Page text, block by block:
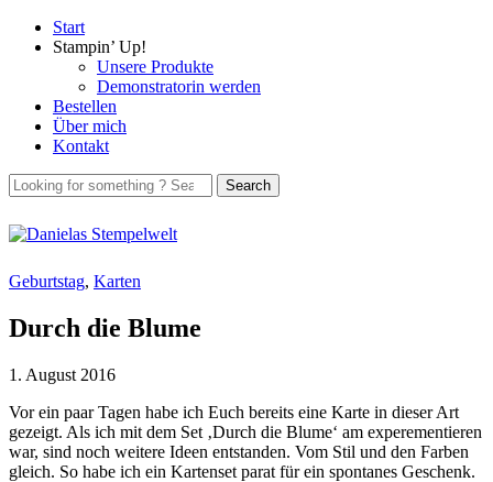
Start
Stampin’ Up!
Unsere Produkte
Demonstratorin werden
Bestellen
Über mich
Kontakt
Geburtstag, Karten
Durch die Blume
1. August 2016
Vor ein paar Tagen habe ich Euch bereits eine Karte in dieser Art
gezeigt. Als ich mit dem Set ‚Durch die Blume‘ am experementieren
war, sind noch weitere Ideen entstanden. Vom Stil und den Farben
gleich. So habe ich ein Kartenset parat für ein spontanes Geschenk.